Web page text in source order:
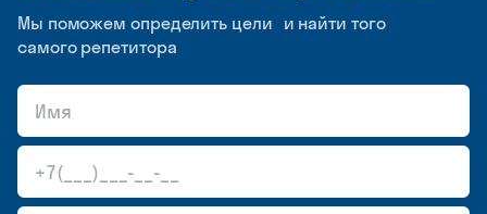
Мы поможем определить цели и найти того
самого репетитора